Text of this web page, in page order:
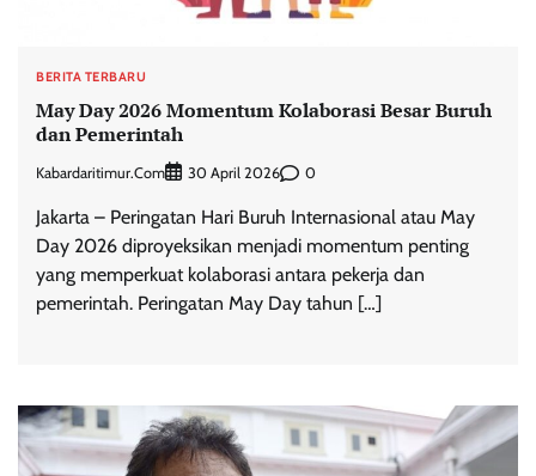
BERITA TERBARU
May Day 2026 Momentum Kolaborasi Besar Buruh
dan Pemerintah
Kabardaritimur.com 30 April 2026 0
Jakarta – Peringatan Hari Buruh Internasional atau May
Day 2026 diproyeksikan menjadi momentum penting
yang memperkuat kolaborasi antara pekerja dan
pemerintah. Peringatan May Day tahun […]